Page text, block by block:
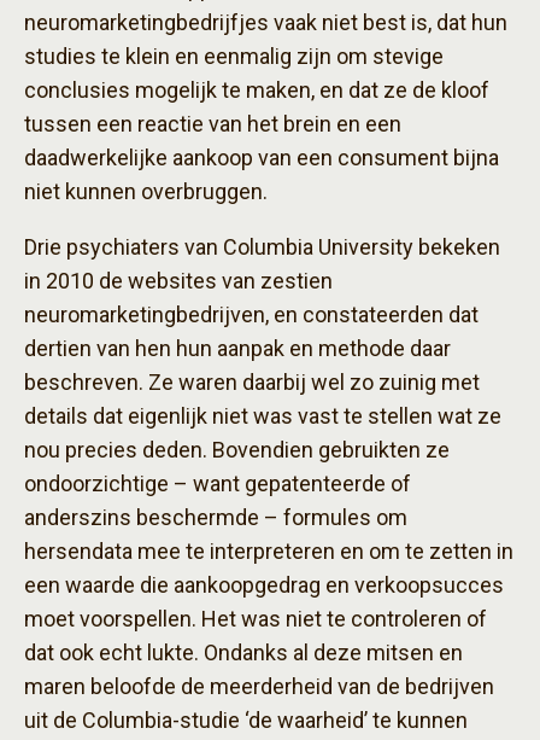
neuromarketingbedrijfjes vaak niet best is, dat hun
studies te klein en eenmalig zijn om stevige
conclusies mogelijk te maken, en dat ze de kloof
tussen een reactie van het brein en een
daadwerkelijke aankoop van een consument bijna
niet kunnen overbruggen.
Drie psychiaters van Columbia University bekeken
in 2010 de websites van zestien
neuromarketingbedrijven, en constateerden dat
dertien van hen hun aanpak en methode daar
beschreven. Ze waren daarbij wel zo zuinig met
details dat eigenlijk niet was vast te stellen wat ze
nou precies deden. Bovendien gebruikten ze
ondoorzichtige – want gepatenteerde of
anderszins beschermde – formules om
hersendata mee te interpreteren en om te zetten in
een waarde die aankoopgedrag en verkoopsucces
moet voorspellen. Het was niet te controleren of
dat ook echt lukte. Ondanks al deze mitsen en
maren beloofde de meerderheid van de bedrijven
uit de Columbia-studie ‘de waarheid’ te kunnen